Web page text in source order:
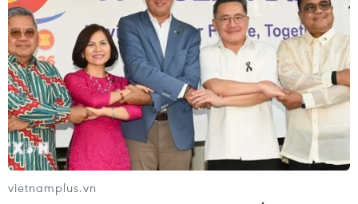
vietnamplus.vn